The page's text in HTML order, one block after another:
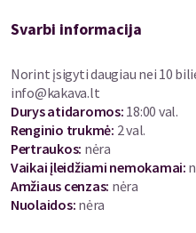
Koncerte pasirodys
ATLIKĖJAI
Klaipėdos kamerinis
Bačkus)
che ali–smuikas (JAV)
Emre Şener–dirigentas (Turkija
Kristupas Bubnelis–dirigentas
Svarbi informacija
Norint įsigyti daugiau nei 10
info@kakava.lt
Durys atidaromos: 18:00 val.
Renginio trukmė: 2 val.
Pertraukos: nėra
Vaikai įleidžiami nemokamai:
Amžiaus cenzas: nėra
Nuolaidos: nėra